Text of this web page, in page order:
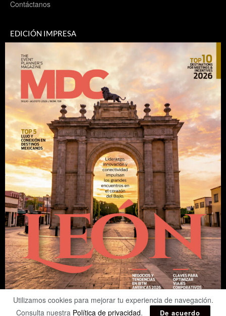
Contáctanos
EDICIÓN IMPRESA
Utilizamos cookies para mejorar tu experiencia de navegación.
Consulta nuestra Política de privacidad. De acuerdo